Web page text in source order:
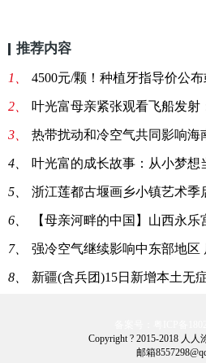
推荐内容
1、 4500元/颗！种植牙指导价公布
2、 叶光富母亲紧张观看飞船发射：
3、 热带扰动和冷空气共同影响海
4、 叶光富的成长故事：从小梦想当
5、 浙江莲都古堰画乡小镇艺术季
6、 【母亲河畔的中国】山西永
7、 强冷空气继续影响中东部地区
8、 新疆(含兵团)15日新增本土无
Copyright ? 2015-2018 人
邮箱